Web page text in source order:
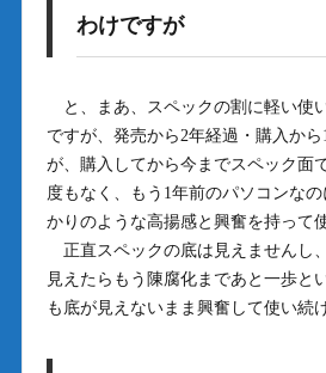
わけですが
と、まあ、スペックの割に軽い使
ですが、発売から2年経過・購入か
が、購入してから今までスペック面
度もなく、もう1年前のパソコンな
かりのような高揚感と興奮を持って
正直スペックの底は見えませんし
見えたらもう陳腐化まであと一歩と
も底が見えないまま興奮して使い続